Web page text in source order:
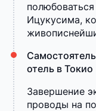
Ицукусима,
отель в Токио
Завершение
проводы на